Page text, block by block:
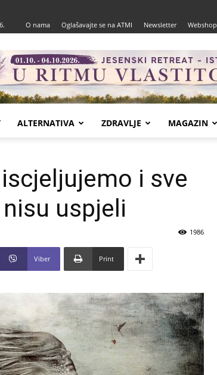
O nama Oglašavajte se na ATMI Newsletter Webshop
ALTERNATIVA ZDRAVLJE MAGAZIN
i sve
uspjeli
1986
Viber Print